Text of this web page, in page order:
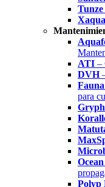
Tunze
Xaqua
ATI –
DVH
para
Polyp